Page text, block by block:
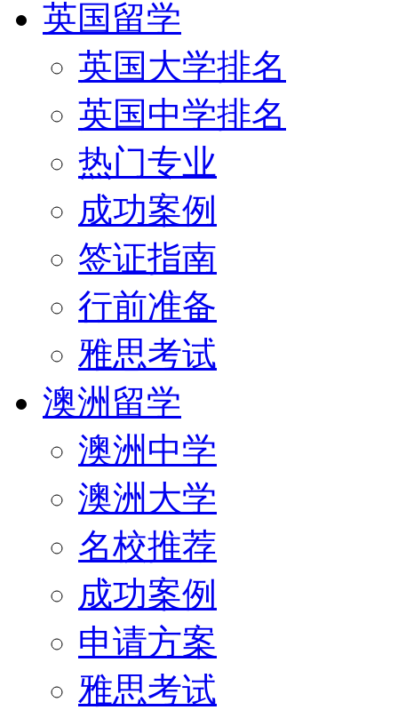
英国留学
英国大学排名
英国中学排名
热门专业
成功案例
签证指南
行前准备
雅思考试
澳洲留学
澳洲中学
澳洲大学
名校推荐
成功案例
申请方案
雅思考试